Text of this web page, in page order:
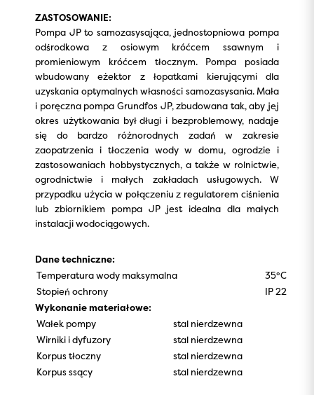
ZASTOSOWANIE:
Pompa JP to samozasysająca, jednostopniowa pompa
odśrodkowa z osiowym króćcem ssawnym i
promieniowym króćcem tłocznym. Pompa posiada
wbudowany eżektor z łopatkami kierującymi dla
uzyskania optymalnych własności samozasysania. Mała
i poręczna pompa Grundfos JP, zbudowana tak, aby jej
okres użytkowania był długi i bezproblemowy, nadaje
się do bardzo różnorodnych zadań w zakresie
zaopatrzenia i tłoczenia wody w domu, ogrodzie i
zastosowaniach hobbystycznych, a także w rolnictwie,
ogrodnictwie i małych zakładach usługowych. W
przypadku użycia w połączeniu z regulatorem ciśnienia
lub zbiornikiem pompa JP jest idealna dla małych
instalacji wodociągowych.
Dane techniczne:
Temperatura wody maksymalna
35°C
Stopień ochrony
IP 22
Wykonanie materiałowe:
Wałek pompy
stal nierdzewna
Wirniki i dyfuzory
stal nierdzewna
Korpus tłoczny
stal nierdzewna
Korpus ssący
stal nierdzewna